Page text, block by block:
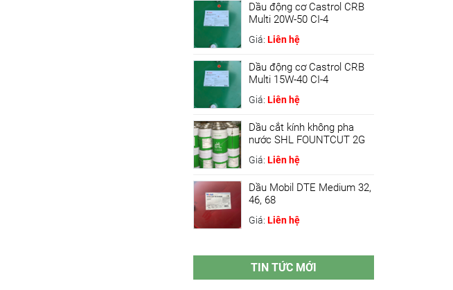
Dầu động cơ Castrol CRB
Multi 20W-50 CI-4
Giá: Liên hệ
Dầu động cơ Castrol CRB
Multi 15W-40 CI-4
Giá: Liên hệ
Dầu cắt kính không pha
nước SHL FOUNTCUT 2G
Giá: Liên hệ
Dầu Mobil DTE Medium 32,
46, 68
Giá: Liên hệ
TIN TỨC MỚI